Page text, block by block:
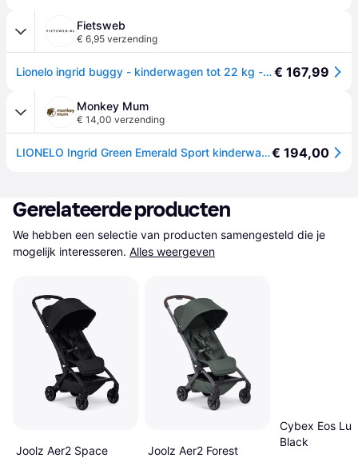
Fietsweb
€ 6,95 verzending
Lionelo ingrid buggy - kinderwagen tot 22 kg - auto-folding systeem - 360° eva wielen - xxl luifel met upf50+ - verstelbare rugleuning en voetsteun - panoramisch ventilatiepaneel - bekerhouder en mand€ 167,99
Monkey Mum
€ 14,00 verzending
LIONELO Ingrid Green Emerald Sport kinderwagen€ 194,00
Gerelateerde producten
We hebben een selectie van producten samengesteld die je
mogelijk interesseren. Alles weergeven
Joolz Aer2 Space
Joolz Aer2 Forest
Cybex Eos
Black